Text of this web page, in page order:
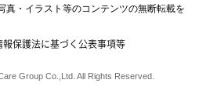
真・イラスト等のコンテンツの無断転載を
報保護法に基づく公表事項等
Group Co.,Ltd. All Rights Reserved.